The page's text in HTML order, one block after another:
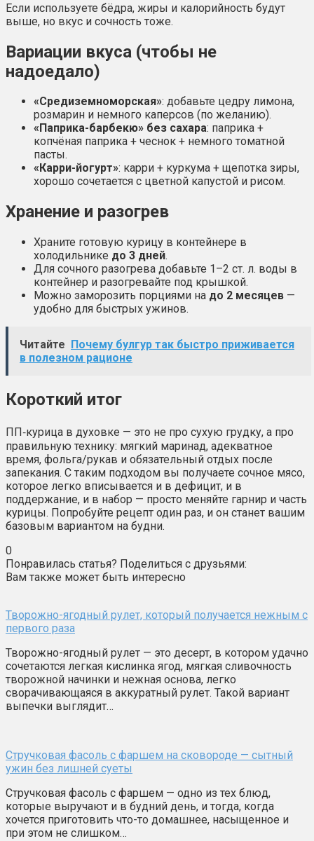
Если используете бёдра, жиры и калорийность будут
выше, но вкус и сочность тоже.
Вариации вкуса (чтобы не
надоедало)
«Средиземноморская»: добавьте цедру лимона,
розмарин и немного каперсов (по желанию).
«Паприка-барбекю» без сахара: паприка +
копчёная паприка + чеснок + немного томатной
пасты.
«Карри-йогурт»: карри + куркума + щепотка зиры,
хорошо сочетается с цветной капустой и рисом.
Хранение и разогрев
Храните готовую курицу в контейнере в
холодильнике до 3 дней.
Для сочного разогрева добавьте 1–2 ст. л. воды в
контейнер и разогревайте под крышкой.
Можно заморозить порциями на до 2 месяцев —
удобно для быстрых ужинов.
Читайте
Почему булгур так быстро приживается
в полезном рационе
Короткий итог
ПП‑курица в духовке — это не про сухую грудку, а про
правильную технику: мягкий маринад, адекватное
время, фольга/рукав и обязательный отдых после
запекания. С таким подходом вы получаете сочное мясо,
которое легко вписывается и в дефицит, и в
поддержание, и в набор — просто меняйте гарнир и часть
курицы. Попробуйте рецепт один раз, и он станет вашим
базовым вариантом на будни.
0
Понравилась статья? Поделиться с друзьями:
Вам также может быть интересно
Творожно-ягодный рулет, который получается нежным с
первого раза
Творожно-ягодный рулет — это десерт, в котором удачно
сочетаются легкая кислинка ягод, мягкая сливочность
творожной начинки и нежная основа, легко
сворачивающаяся в аккуратный рулет. Такой вариант
выпечки выглядит…
Стручковая фасоль с фаршем на сковороде — сытный
ужин без лишней суеты
Стручковая фасоль с фаршем — одно из тех блюд,
которые выручают и в будний день, и тогда, когда
хочется приготовить что-то домашнее, насыщенное и
при этом не слишком…